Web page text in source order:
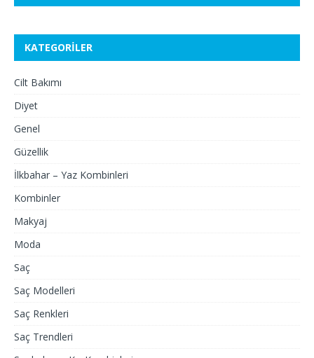
KATEGORILER
Cilt Bakımı
Diyet
Genel
Güzellik
İlkbahar – Yaz Kombinleri
Kombinler
Makyaj
Moda
Saç
Saç Modelleri
Saç Renkleri
Saç Trendleri